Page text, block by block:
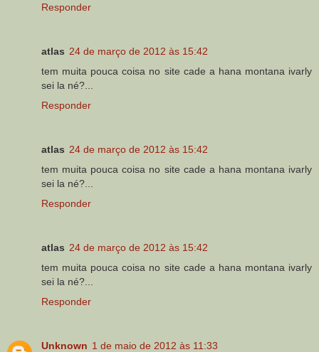
Responder
atlas 24 de março de 2012 às 15:42
tem muita pouca coisa no site cade a hana montana ivarly
sei la né?...
Responder
atlas 24 de março de 2012 às 15:42
tem muita pouca coisa no site cade a hana montana ivarly
sei la né?...
Responder
atlas 24 de março de 2012 às 15:42
tem muita pouca coisa no site cade a hana montana ivarly
sei la né?...
Responder
Unknown 1 de maio de 2012 às 11:33